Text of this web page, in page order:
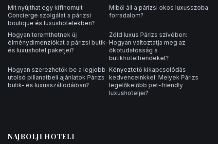
Mit nyújthat egy kifinomult
Concierge szolgálat a párizsi
boutique és luxushotelekben?
Miből áll a párizsi okos luxusszoba
forradalom?
Hogyan teremthetnek új
élménydimenziókat a párizsi butik-
és luxushotel paketjei?
Zöld luxus Párizs szívében:
Hogyan változtatja meg az
ökotudatosság a
butikhoteltrendeket?
Hogyan szerezhetők be a legjobb
utolsó pillanatbeli ajánlatok Párizs
butik- és luxusszállodáiban?
Kényeztető kikapcsolódás
kedvenceinkkel: Melyek Párizs
legelőkelőbb pet-friendly
luxushoteljei?
NAJBOLJI HOTELI